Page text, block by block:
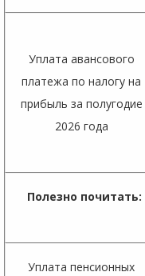
Уплата авансового
платежа по налогу на
прибыль за полугодие
2026 года
Полезно почитать:
Уплата пенсионных